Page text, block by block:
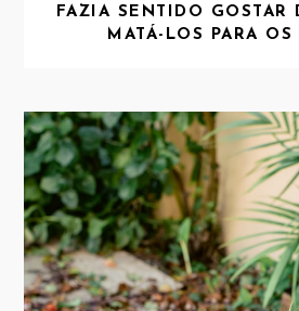
FAZIA SENTIDO GOSTAR
MATÁ-LOS PARA OS